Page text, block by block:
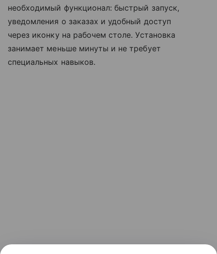
необходимый функционал: быстрый запуск,
уведомления о заказах и удобный доступ
через иконку на рабочем столе. Установка
занимает меньше минуты и не требует
специальных навыков.